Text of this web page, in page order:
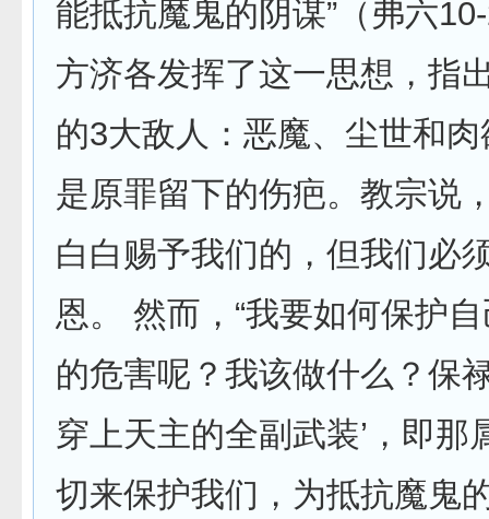
能抵抗魔鬼的阴谋”（弗六
方济各发挥了这一思想，指
的3大敌人：恶魔、尘世和
是原罪留下的伤疤。教宗说
白白赐予我们的，但我们必
恩。 然而，“我要如何保护
的危害呢？我该做什么？保
穿上天主的全副武装’，即那
切来保护我们，为抵抗魔鬼